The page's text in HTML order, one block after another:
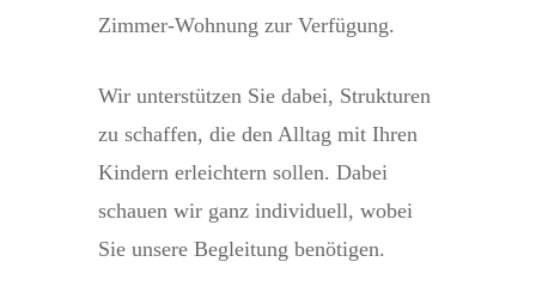
Zimmer-Wohnung zur Verfügung.
Wir unterstützen Sie dabei, Strukturen
zu schaffen, die den Alltag mit Ihren
Kindern erleichtern sollen. Dabei
schauen wir ganz individuell, wobei
Sie unsere Begleitung benötigen.